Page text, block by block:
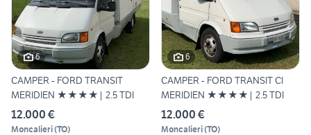
6
CAMPER - FORD TRANSIT
MERIDIEN ★★★★| 2.5 TDI
12.000 €
Moncalieri(TO)
6
CAMPER - FORD TRANSIT CI
MERIDIEN ★★★★| 2.5 TDI
12.000 €
Moncalieri(TO)